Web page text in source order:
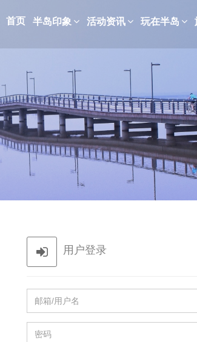
首页 半岛印象 活动资讯 玩在半岛
用户登录